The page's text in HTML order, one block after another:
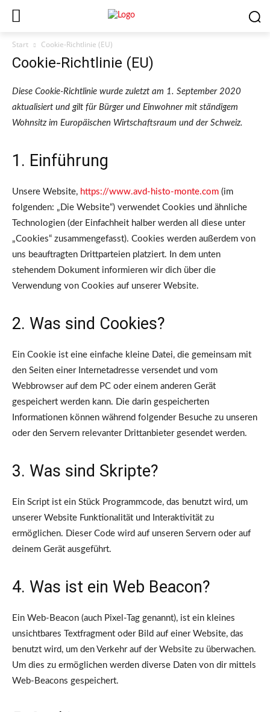
Start Cookie-Richtlinie (EU)
Cookie-Richtlinie (EU)
Diese Cookie-Richtlinie wurde zuletzt am 1. September 2020
aktualisiert und gilt für Bürger und Einwohner mit ständigem
Wohnsitz im Europäischen Wirtschaftsraum und der Schweiz.
1. Einführung
Unsere Website, https://www.avd-histo-monte.com (im
folgenden: „Die Website“) verwendet Cookies und ähnliche
Technologien (der Einfachheit halber werden all diese unter
„Cookies“ zusammengefasst). Cookies werden außerdem von
uns beauftragten Drittparteien platziert. In dem unten
stehendem Dokument informieren wir dich über die
Verwendung von Cookies auf unserer Website.
2. Was sind Cookies?
Ein Cookie ist eine einfache kleine Datei, die gemeinsam mit
den Seiten einer Internetadresse versendet und vom
Webbrowser auf dem PC oder einem anderen Gerät
gespeichert werden kann. Die darin gespeicherten
Informationen können während folgender Besuche zu unseren
oder den Servern relevanter Drittanbieter gesendet werden.
3. Was sind Skripte?
Ein Script ist ein Stück Programmcode, das benutzt wird, um
unserer Website Funktionalität und Interaktivität zu
ermöglichen. Dieser Code wird auf unseren Servern oder auf
deinem Gerät ausgeführt.
4. Was ist ein Web Beacon?
Ein Web-Beacon (auch Pixel-Tag genannt), ist ein kleines
unsichtbares Textfragment oder Bild auf einer Website, das
benutzt wird, um den Verkehr auf der Website zu überwachen.
Um dies zu ermöglichen werden diverse Daten von dir mittels
Web-Beacons gespeichert.